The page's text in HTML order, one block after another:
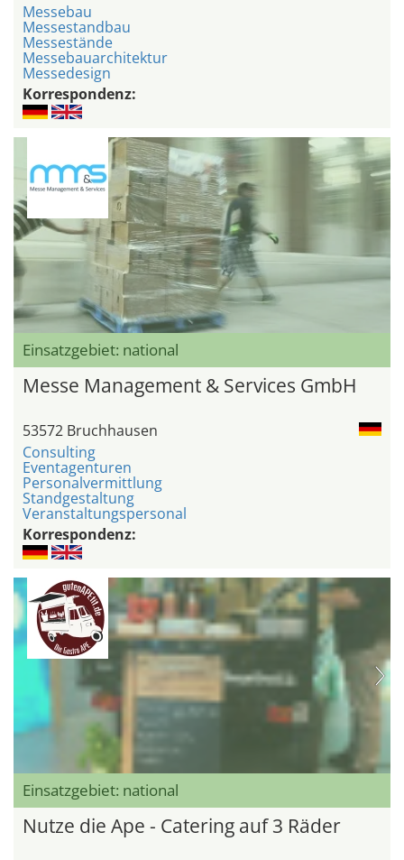
Messebau
Messestandbau
Messestände
Messebauarchitektur
Messedesign
Korrespondenz:
Einsatzgebiet: national
Messe Management & Services GmbH
53572 Bruchhausen
Consulting
Eventagenturen
Personalvermittlung
Standgestaltung
Veranstaltungspersonal
Korrespondenz:
Einsatzgebiet: national
Nutze die Ape - Catering auf 3 Räder